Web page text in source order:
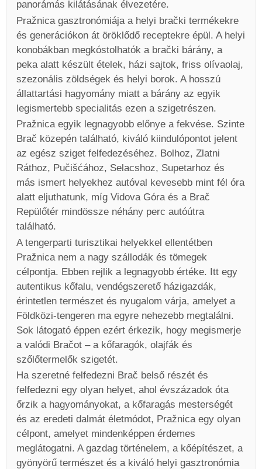
panorámás kilátásának élvezetére.
Pražnica gasztronómiája a helyi brački termékekre
és generációkon át öröklődő receptekre épül. A helyi
konobákban megkóstolhatók a brački bárány, a
peka alatt készült ételek, házi sajtok, friss olívaolaj,
szezonális zöldségek és helyi borok. A hosszú
állattartási hagyomány miatt a bárány az egyik
legismertebb specialitás ezen a szigetrészen.
Pražnica egyik legnagyobb előnye a fekvése. Szinte
Brač közepén található, kiváló kiindulópontot jelent
az egész sziget felfedezéséhez. Bolhoz, Zlatni
Ráthoz, Pučišćához, Selacshoz, Supetarhoz és
más ismert helyekhez autóval kevesebb mint fél óra
alatt eljuthatunk, míg Vidova Góra és a Brač
Repülőtér mindössze néhány perc autóútra
található.
A tengerparti turisztikai helyekkel ellentétben
Pražnica nem a nagy szállodák és tömegek
célpontja. Ebben rejlik a legnagyobb értéke. Itt egy
autentikus kőfalu, vendégszerető házigazdák,
érintetlen természet és nyugalom várja, amelyet a
Földközi-tengeren ma egyre nehezebb megtalálni.
Sok látogató éppen ezért érkezik, hogy megismerje
a valódi Bračot – a kőfaragók, olajfák és
szőlőtermelők szigetét.
Ha szeretné felfedezni Brač belső részét és
felfedezni egy olyan helyet, ahol évszázadok óta
őrzik a hagyományokat, a kőfaragás mesterségét
és az eredeti dalmát életmódot, Pražnica egy olyan
célpont, amelyet mindenképpen érdemes
meglátogatni. A gazdag történelem, a kőépítészet, a
gyönyörű természet és a kiváló helyi gasztronómia